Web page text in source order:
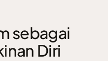
sebagai
Diri